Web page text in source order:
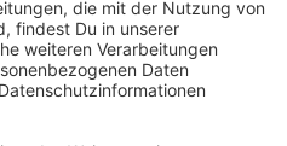
etwas sagen?